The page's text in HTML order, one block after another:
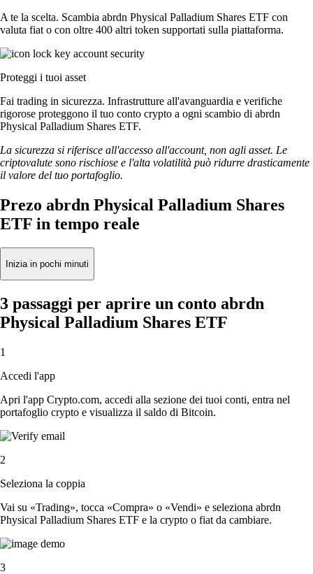
A te la scelta. Scambia abrdn Physical Palladium Shares ETF con
valuta fiat o con oltre 400 altri token supportati sulla piattaforma.
Proteggi i tuoi asset
Fai trading in sicurezza. Infrastrutture all'avanguardia e verifiche
rigorose proteggono il tuo conto crypto a ogni scambio di abrdn
Physical Palladium Shares ETF.
La sicurezza si riferisce all'accesso all'account, non agli asset. Le
criptovalute sono rischiose e l'alta volatilità può ridurre drasticamente
il valore del tuo portafoglio.
Prezo abrdn Physical Palladium Shares
ETF in tempo reale
Inizia in pochi minuti
3 passaggi per aprire un conto abrdn
Physical Palladium Shares ETF
1
Accedi l'app
Apri l'app Crypto.com, accedi alla sezione dei tuoi conti, entra nel
portafoglio crypto e visualizza il saldo di Bitcoin.
2
Seleziona la coppia
Vai su «Trading», tocca «Compra» o «Vendi» e seleziona abrdn
Physical Palladium Shares ETF e la crypto o fiat da cambiare.
3